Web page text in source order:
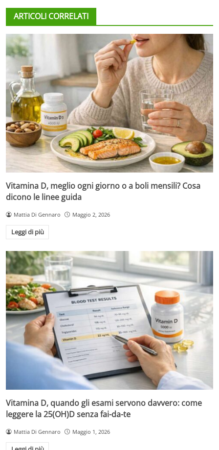
ARTICOLI CORRELATI
Vitamina D, meglio ogni giorno o a boli mensili? Cosa
dicono le linee guida
Mattia Di Gennaro Maggio 2, 2026
Leggi di più
Vitamina D, quando gli esami servono davvero: come
leggere la 25(OH)D senza fai-da-te
Mattia Di Gennaro Maggio 1, 2026